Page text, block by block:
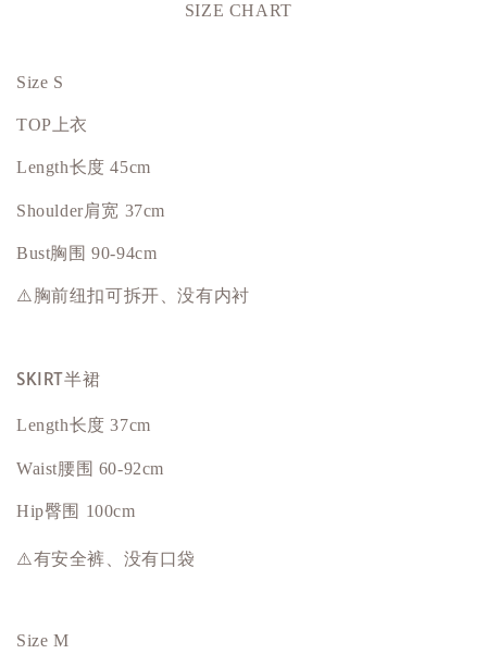
SIZE CHART
Size S
TOP上衣
Length长度 45cm
Shoulder肩宽 37cm
Bust胸围 90-94cm
⚠️胸前纽扣可拆开、没有内衬
SKIRT半裙
Length长度 37cm
Waist腰围 60-92cm
Hip臀围 100cm
⚠️有安全裤、没有口袋
Size M